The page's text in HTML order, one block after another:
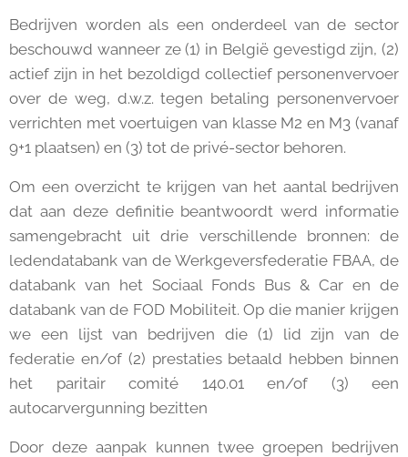
Bedrijven worden als een onderdeel van de sector
beschouwd wanneer ze (1) in België gevestigd zijn, (2)
actief zijn in het bezoldigd collectief personenvervoer
over de weg, d.w.z. tegen betaling personenvervoer
verrichten met voertuigen van klasse M2 en M3 (vanaf
9+1 plaatsen) en (3) tot de privé-sector behoren.
Om een overzicht te krijgen van het aantal bedrijven
dat aan deze definitie beantwoordt werd informatie
samengebracht uit drie verschillende bronnen: de
ledendatabank van de Werkgeversfederatie FBAA, de
databank van het Sociaal Fonds Bus & Car en de
databank van de FOD Mobiliteit. Op die manier krijgen
we een lijst van bedrijven die (1) lid zijn van de
federatie en/of (2) prestaties betaald hebben binnen
het paritair comité 140.01 en/of (3) een
autocarvergunning bezitten
Door deze aanpak kunnen twee groepen bedrijven